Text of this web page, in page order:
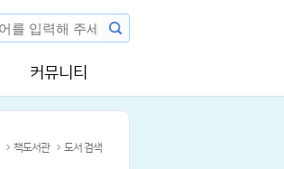
커뮤니티
책도서관 도서 검색